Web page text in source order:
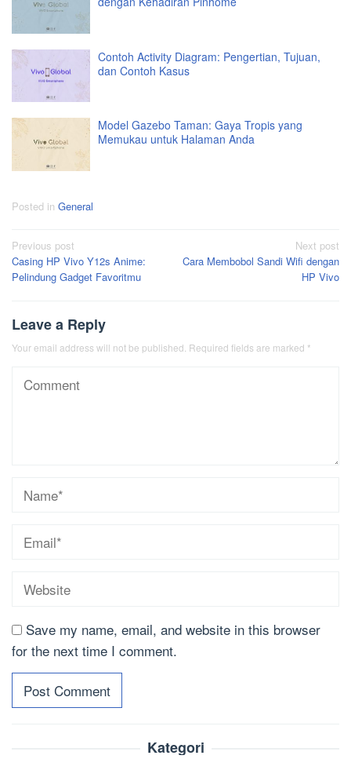
Contoh Activity Diagram: Pengertian, Tujuan,
dan Contoh Kasus
Model Gazebo Taman: Gaya Tropis yang
Memukau untuk Halaman Anda
Posted in General
Post
navigation
Previous post
Casing HP Vivo Y12s Anime:
Pelindung Gadget Favoritmu
Next post
Cara Membobol Sandi Wifi dengan
HP Vivo
Leave a Reply
Your email address will not be published. Required fields are marked *
Save my name, email, and website in this browser
for the next time I comment.
Kategori